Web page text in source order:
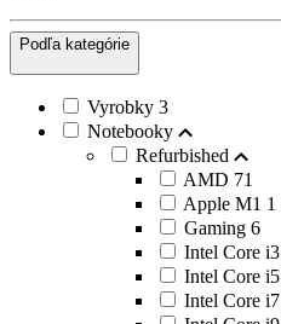
Podľa kategórie
Vyrobky 3
Notebooky
Refurbished
AMD 71
Apple M1 1
Gaming 6
Intel Core i3
Intel Core i5
Intel Core i7